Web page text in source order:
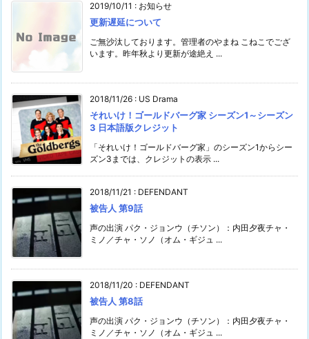
2019/10/11 : お知らせ
更新遅延について
ご無沙汰しております。管理者のやまね こねこでござ
います。昨年秋より更新が途絶え ...
2018/11/26 : US Drama
それいけ！ゴールドバーグ家 シーズン1～シーズン
3 日本語版クレジット
「それいけ！ゴールドバーグ家」のシーズン1からシー
ズン3までは、クレジットの表示 ...
2018/11/21 : DEFENDANT
被告人 第9話
声の出演 パク・ジョンウ（チソン）：内田夕夜チャ・
ミノ／チャ・ソノ（オム・ギジュ ...
2018/11/20 : DEFENDANT
被告人 第8話
声の出演 パク・ジョンウ（チソン）：内田夕夜チャ・
ミノ／チャ・ソノ（オム・ギジュ ...